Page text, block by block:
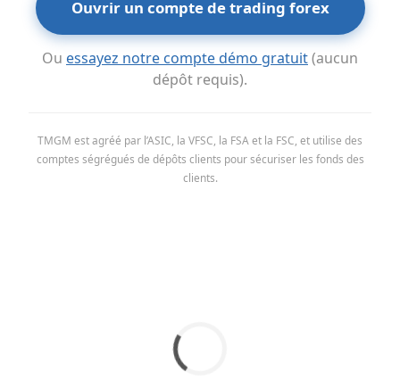
Ouvrir un compte de trading forex
Ou essayez notre compte démo gratuit(aucun
dépôt requis).
TMGM est agréé par l’ASIC, la VFSC, la FSA et la FSC, et utilise des
comptes ségrégués de dépôts clients pour sécuriser les fonds des
clients.